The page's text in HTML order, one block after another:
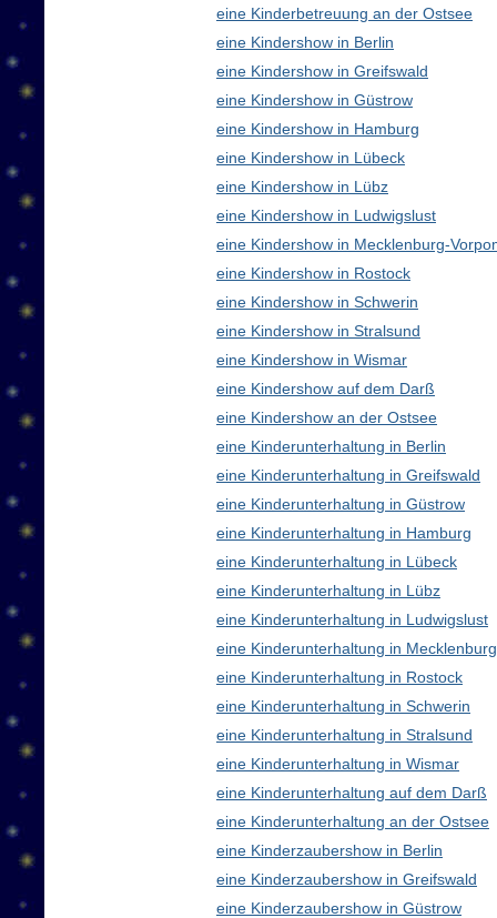
eine Kinderbetreuung an der Ostsee
eine Kindershow in Berlin
eine Kindershow in Greifswald
eine Kindershow in Güstrow
eine Kindershow in Hamburg
eine Kindershow in Lübeck
eine Kindershow in Lübz
eine Kindershow in Ludwigslust
eine Kindershow in Mecklenburg-
eine Kindershow in Rostock
eine Kindershow in Schwerin
eine Kindershow in Stralsund
eine Kindershow in Wismar
eine Kindershow auf dem Darß
eine Kindershow an der Ostsee
eine Kinderunterhaltung in Berlin
eine Kinderunterhaltung in Greifswald
eine Kinderunterhaltung in Güstrow
eine Kinderunterhaltung in Hamburg
eine Kinderunterhaltung in Lübeck
eine Kinderunterhaltung in Lübz
eine Kinderunterhaltung in Ludwigslust
eine Kinderunterhaltung in
eine Kinderunterhaltung in Rostock
eine Kinderunterhaltung in Schwerin
eine Kinderunterhaltung in Stralsund
eine Kinderunterhaltung in Wismar
eine Kinderunterhaltung auf dem Darß
eine Kinderunterhaltung an der Ostsee
eine Kinderzaubershow in Berlin
eine Kinderzaubershow in Greifswald
eine Kinderzaubershow in Güstrow